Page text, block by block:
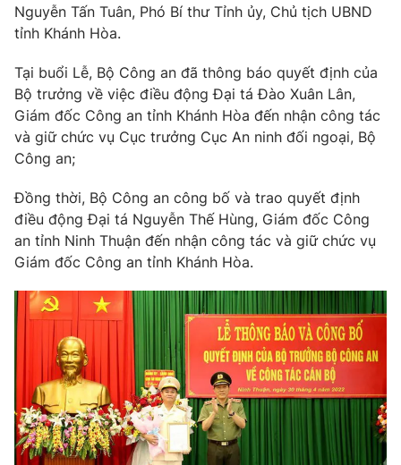
Phim VTV
Nhân vật
Khán giả
Giải sao mai
Giải trí
Điện ảnh
Âm nhạc
Sao
Đời sống
Du lịch
Làm đẹp
Chất lượng cuộc sống
Giáo dục
Tuyển sinh
Học trực tuyến
Hitech Công nghệ tương lai
Sản phẩm
Thị trường
Tư vấn
Giao lưu trực tuyến
Lịch phát sóng
Chuyên mục khác
Emagazine Podcast
Photo Infographic
Nguyễn Tấn Tuân, Phó Bí thư Tỉnh ủy, Chủ tịch UBND
tỉnh Khánh Hòa.
Tại buổi Lễ, Bộ Công an đã thông báo quyết định của
Bộ trưởng về việc điều động Đại tá Đào Xuân Lân,
Giám đốc Công an tỉnh Khánh Hòa đến nhận công tác
và giữ chức vụ Cục trưởng Cục An ninh đối ngoại, Bộ
Công an;
Đồng thời, Bộ Công an công bố và trao quyết định
điều động Đại tá Nguyễn Thế Hùng, Giám đốc Công
an tỉnh Ninh Thuận đến nhận công tác và giữ chức vụ
Giám đốc Công an tỉnh Khánh Hòa.